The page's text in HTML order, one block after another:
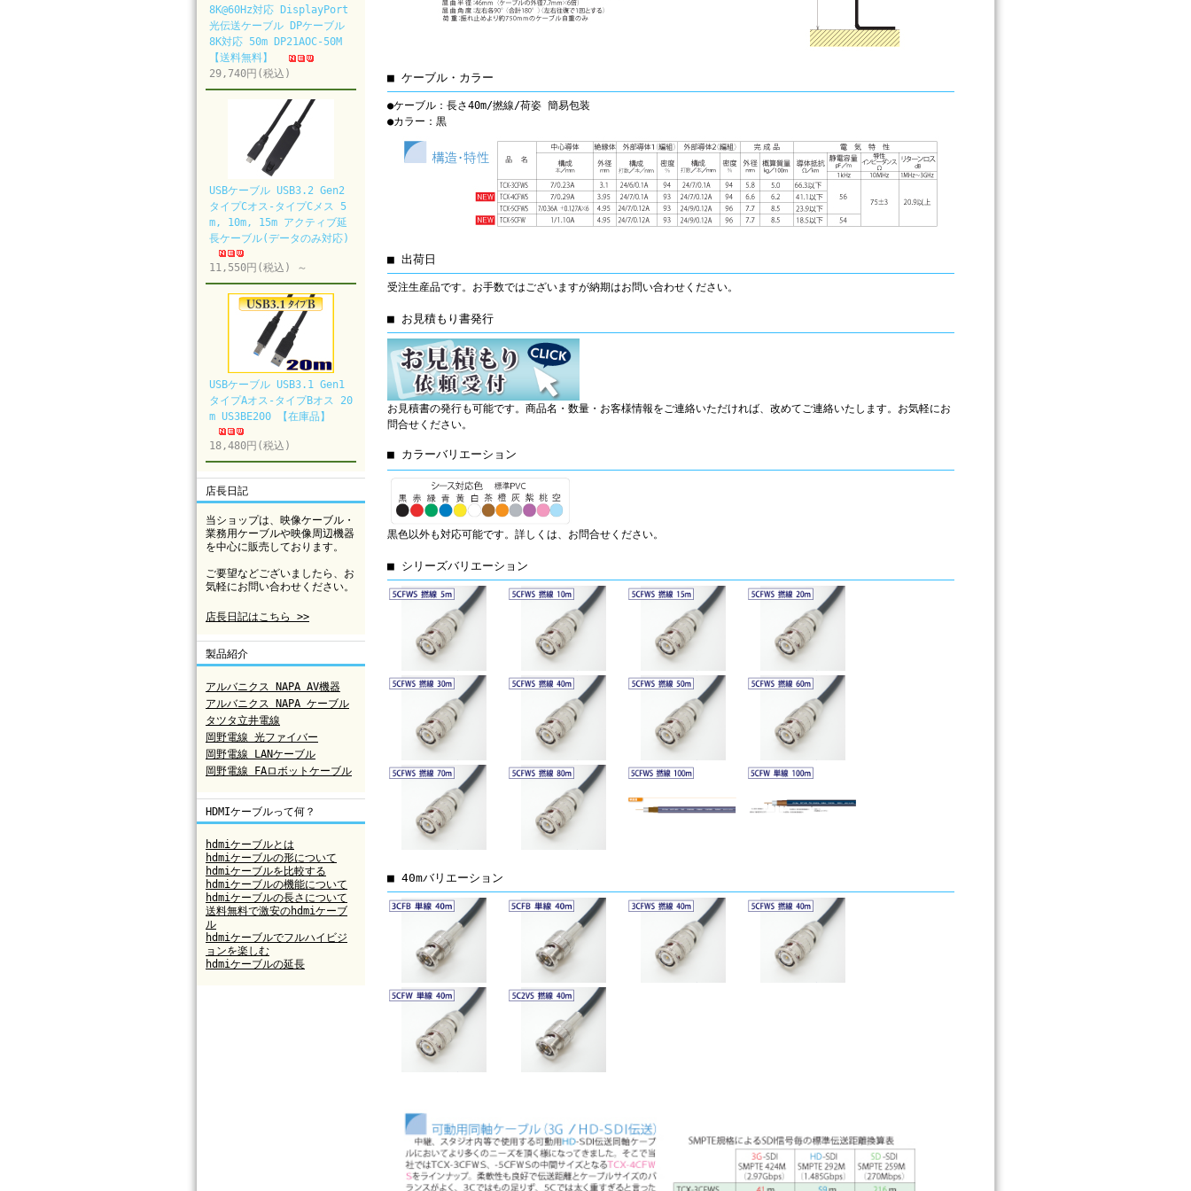
8K@60Hz対応 DisplayPort
光伝送ケーブル DPケーブル
8K対応 50m DP21AOC-50M
【送料無料】
29,740円(税込)
USBケーブル USB3.2 Gen2
タイプCオス-タイプCメス 5
m, 10m, 15m アクティブ延
長ケーブル(データのみ対応)
11,550円(税込) ～
USBケーブル USB3.1 Gen1
タイプAオス-タイプBオス 20
m US3BE200 【在庫品】
18,480円(税込)
店長日記
当ショップは、映像ケーブル・
業務用ケーブルや映像周辺機器
を中心に販売しております。
ご要望などございましたら、お
気軽にお問い合わせください。
店長日記はこちら >>
製品紹介
アルバニクス NAPA AV機器
アルバニクス NAPA ケーブル
タツタ立井電線
岡野電線 光ファイバー
岡野電線 LANケーブル
岡野電線 FAロボットケーブル
HDMIケーブルって何？
hdmiケーブルとは
hdmiケーブルの形について
hdmiケーブルを比較する
hdmiケーブルの機能について
hdmiケーブルの長さについて
送料無料で激安のhdmiケーブ
ル
hdmiケーブルでフルハイビジ
ョンを楽しむ
hdmiケーブルの延長
■ ケーブル・カラー
●ケーブル：長さ40m/撚線/荷姿 簡易包装
●カラー：黒
■ 出荷日
受注生産品です。お手数ではございますが納期はお問い合わせください。
■ お見積もり書発行
お見積書の発行も可能です。商品名・数量・お客様情報をご連絡いただければ、改めてご連絡いたします。お気軽にお
問合せください。
■ カラーバリエーション
黒色以外も対応可能です。詳しくは、お問合せください。
■ シリーズバリエーション
■ 40mバリエーション